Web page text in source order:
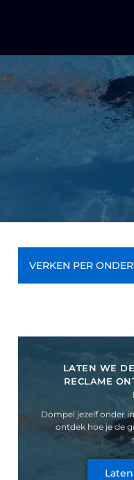
VERKEN PER
LATEN WE
RECLAME
Dompel jezelf onder
ontdek hoe je de